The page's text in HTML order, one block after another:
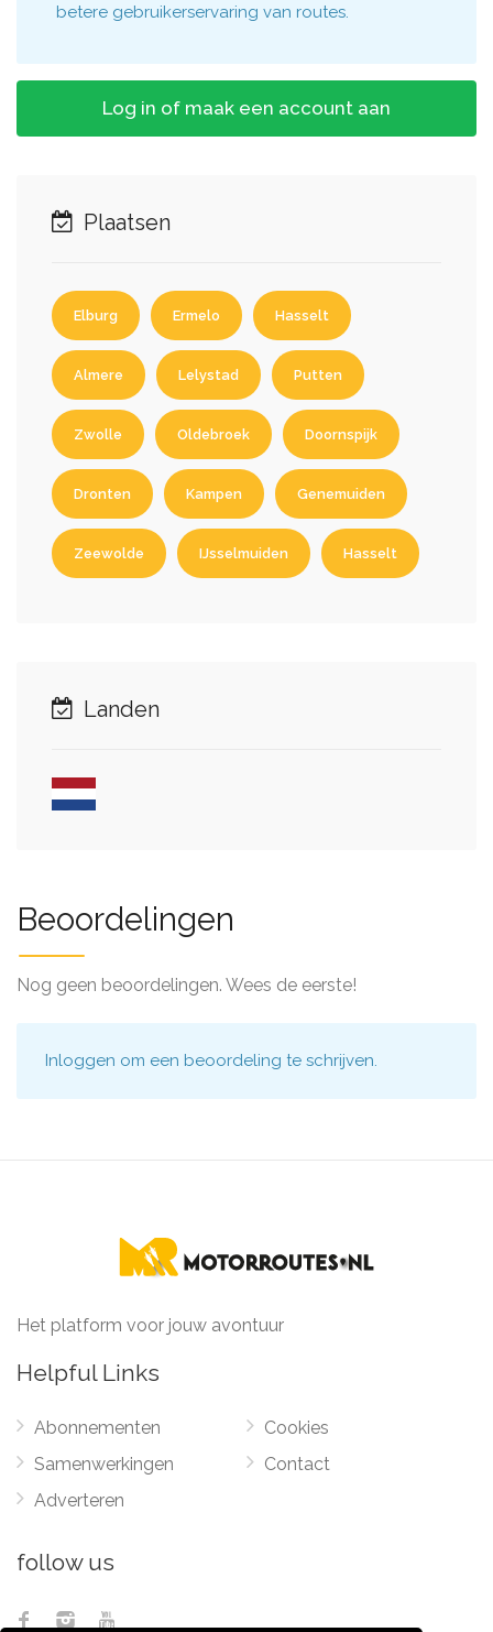
betere gebruikerservaring van routes.
Log in of maak een account aan
Plaatsen
Elburg Ermelo Hasselt
Almere Lelystad Putten
Zwolle Oldebroek Doornspijk
Dronten Kampen Genemuiden
Zeewolde IJsselmuiden Hasselt
Landen
Beoordelingen
Nog geen beoordelingen. Wees de eerste!
Inloggen om een beoordeling te schrijven.
Het platform voor jouw avontuur
Helpful Links
Abonnementen
Samenwerkingen
Adverteren
Cookies
Contact
follow us